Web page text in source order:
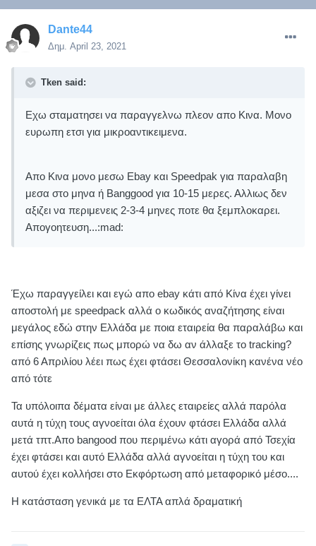
Dante44
Δημ. April 23, 2021
Tken said:
Εχω σταματησει να παραγγελνω πλεον απο Κινα. Μονο
ευρωπη ετσι για μικροαντικειμενα.
Απο Κινα μονο μεσω Ebay και Speedpak για παραλαβη
μεσα στο μηνα ή Banggood για 10-15 μερες. Αλλιως δεν
αξιζει να περιμενεις 2-3-4 μηνες ποτε θα ξεμπλοκαρει.
Απογοητευση...:mad:
Έχω παραγγείλει και εγώ απο ebay κάτι από Κίνα έχει γίνει
αποστολή με speedpack αλλά ο κωδικός αναζήτησης είναι
μεγάλος εδώ στην Ελλάδα με ποια εταιρεία θα παραλάβω και
επίσης γνωρίζεις πως μπορώ να δω αν άλλαξε το tracking?
από 6 Απριλίου λέει πως έχει φτάσει Θεσσαλονίκη κανένα νέο
από τότε
Τα υπόλοιπα δέματα είναι με άλλες εταιρείες αλλά παρόλα
αυτά η τύχη τους αγνοείται όλα έχουν φτάσει Ελλάδα αλλά
μετά τπτ.Απο bangood που περιμένω κάτι αγορά από Τσεχία
έχει φτάσει και αυτό Ελλάδα αλλά αγνοείται η τύχη του και
αυτού έχει κολλήσει στο Εκφόρτωση από μεταφορικό μέσο....
Η κατάσταση γενικά με τα ΕΛΤΑ απλά δραματική